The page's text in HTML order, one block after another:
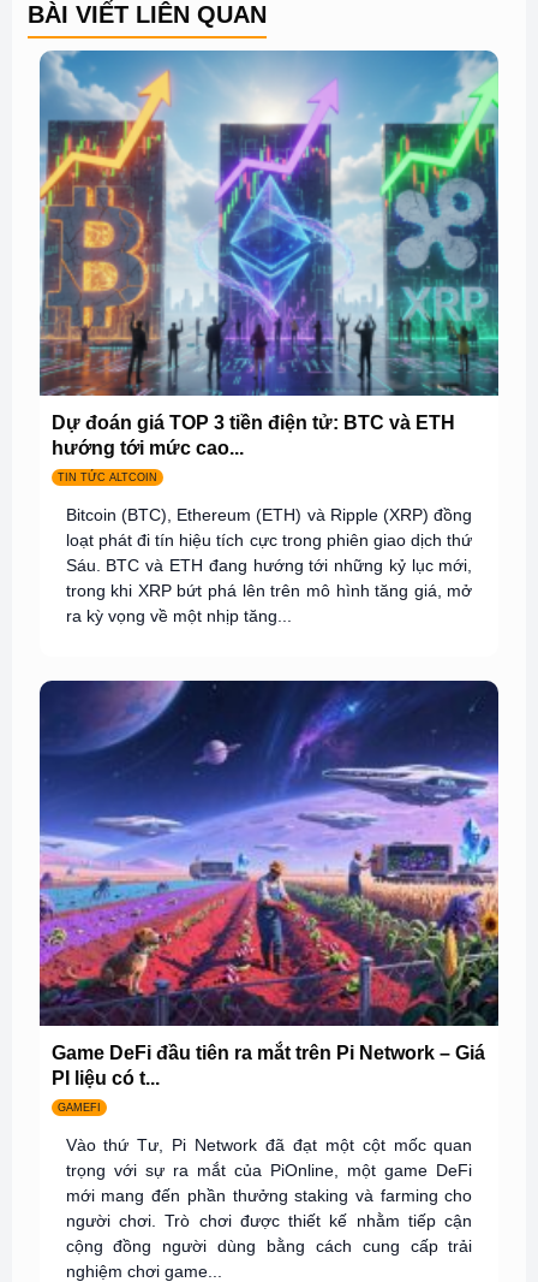
BÀI VIẾT LIÊN QUAN
Dự đoán giá TOP 3 tiền điện tử: BTC và ETH
hướng tới mức cao...
TIN TỨC ALTCOIN
Bitcoin (BTC), Ethereum (ETH) và Ripple (XRP) đồng
loạt phát đi tín hiệu tích cực trong phiên giao dịch thứ
Sáu. BTC và ETH đang hướng tới những kỷ lục mới,
trong khi XRP bứt phá lên trên mô hình tăng giá, mở
ra kỳ vọng về một nhịp tăng...
Game DeFi đầu tiên ra mắt trên Pi Network – Giá
PI liệu có t...
GAMEFI
Vào thứ Tư, Pi Network đã đạt một cột mốc quan
trọng với sự ra mắt của PiOnline, một game DeFi
mới mang đến phần thưởng staking và farming cho
người chơi. Trò chơi được thiết kế nhằm tiếp cận
cộng đồng người dùng bằng cách cung cấp trải
nghiệm chơi game...